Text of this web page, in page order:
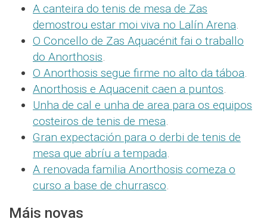
A canteira do tenis de mesa de Zas
demostrou estar moi viva no Lalín Arena.
O Concello de Zas Aquacénit fai o traballo
do Anorthosis.
O Anorthosis segue firme no alto da táboa.
Anorthosis e Aquacenit caen a puntos.
Unha de cal e unha de area para os equipos
costeiros de tenis de mesa.
Gran expectación para o derbi de tenis de
mesa que abríu a tempada.
A renovada familia Anorthosis comeza o
curso a base de churrasco.
Máis novas